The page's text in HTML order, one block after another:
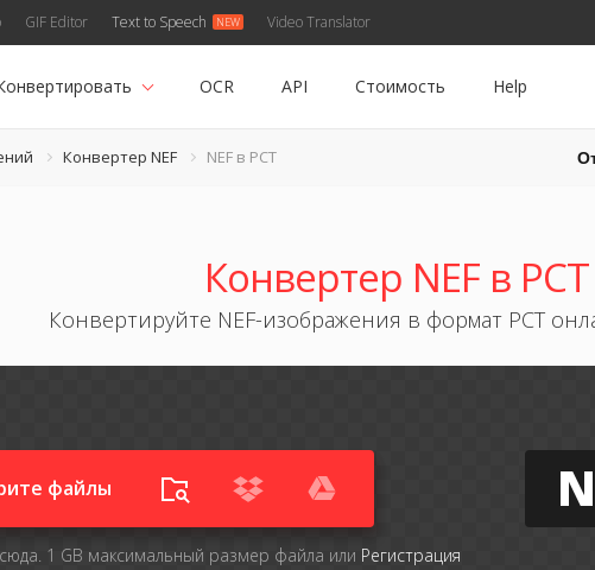
GIF Editor Text to Speech Video Translator
OCR API Стоимость Help
Конвертер NEF NEF в PCT
Конвертер NEF в PCT
Конвертируйте NEF-изображения в формат PCT
файлы
1 GB максимальный размер файла или Регистрация